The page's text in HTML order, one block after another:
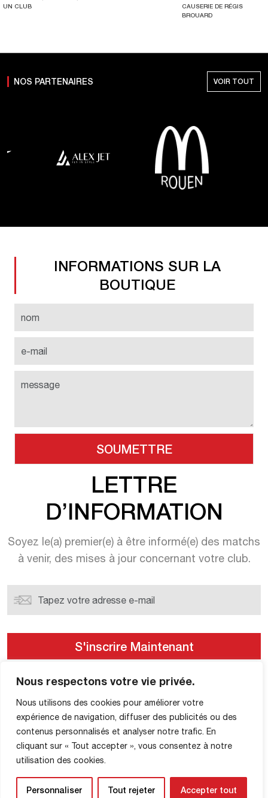
Nous respectons votre vie privée.
Nous utilisons des cookies pour améliorer votre
expérience de navigation, diffuser des publicités ou des
contenus personnalisés et analyser notre trafic. En
cliquant sur « Tout accepter », vous consentez à notre
utilisation des cookies.
Personnaliser Tout rejeter Accepter tout
UN CLUB
CAUSERIE DE RÉGIS
BROUARD
NOS PARTENAIRES VOIR TOUT
LETTRE
D’INFORMATION
Soyez le(a) premier(e) à être informé(e) des matchs
à venir, des mises à jour concernant votre club.
INFORMATIONS SUR LA
BOUTIQUE
THE CLUB
Histoire du FCR
Entraîneurs et présidents
Trophées
Actualités